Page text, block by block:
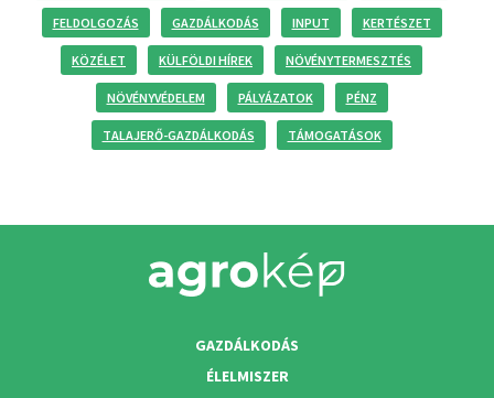
FELDOLGOZÁS GAZDÁLKODÁS INPUT KERTÉSZET
KÖZÉLET KÜLFÖLDI HÍREK NÖVÉNYTERMESZTÉS
NÖVÉNYVÉDELEM PÁLYÁZATOK PÉNZ
TALAJERŐ-GAZDÁLKODÁS TÁMOGATÁSOK
GAZDÁLKODÁS
ÉLELMISZER